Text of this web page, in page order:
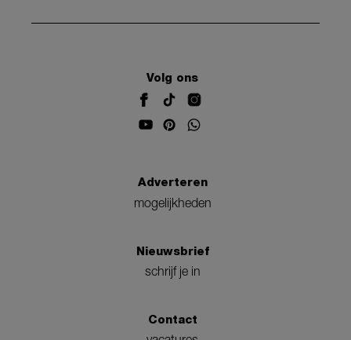
Volg ons
Adverteren
mogelijkheden
Nieuwsbrief
schrijf je in
Contact